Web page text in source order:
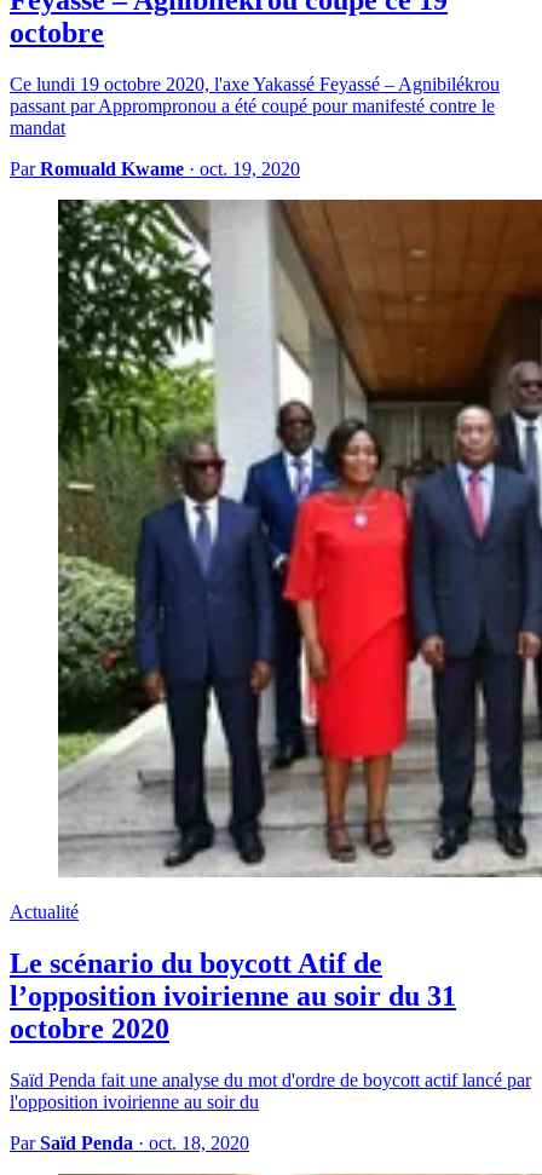
octobre
Ce lundi 19 octobre 2020, l'axe Yakassé Feyassé – Agnibilékrou
passant par Apprompronou a été coupé pour manifesté contre le
mandat
ParRomuald Kwame · oct. 19, 2020
Actualité
Le scénario du boycott Atif de
l’opposition ivoirienne au soir du 31
octobre 2020
Saïd Penda fait une analyse du mot d'ordre de boycott actif lancé par
l'opposition ivoirienne au soir du
ParSaïd Penda · oct. 18, 2020